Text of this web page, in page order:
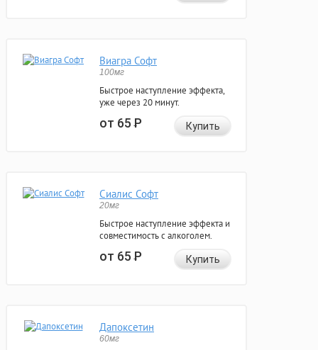
Виагра Софт
100мг
Быстрое наступление эффекта,
уже через 20 минут.
от 65Р Купить
Сиалис Софт
20мг
Быстрое наступление эффекта и
совместимость с алкоголем.
от 65Р Купить
Дапоксетин
60мг